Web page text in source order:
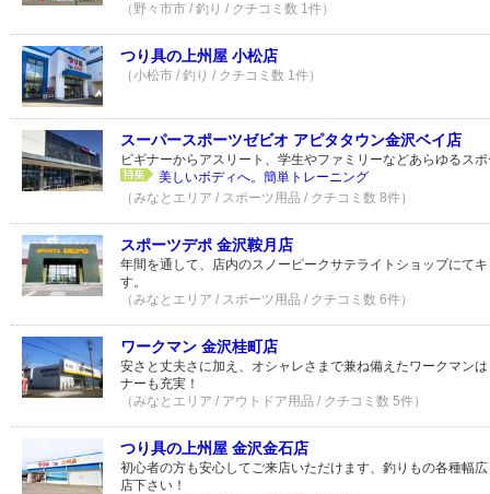
（野々市市 / 釣り / クチコミ数 1件）
つり具の上州屋 小松店
（小松市 / 釣り / クチコミ数 1件）
スーパースポーツゼビオ アピタタウン金沢ベイ店
ビギナーからアスリート、学生やファミリーなどあらゆるス
美しいボディへ。簡単トレーニング
（みなとエリア / スポーツ用品 / クチコミ数 8件）
スポーツデポ 金沢鞍月店
年間を通して、店内のスノーピークサテライトショップにて
す。
（みなとエリア / スポーツ用品 / クチコミ数 6件）
ワークマン 金沢桂町店
安さと丈夫さに加え、オシャレさまで兼ね備えたワークマン
ナーも充実！
（みなとエリア / アウトドア用品 / クチコミ数 5件）
つり具の上州屋 金沢金石店
初心者の方も安心してご来店いただけます、釣りもの各種幅
店下さい！